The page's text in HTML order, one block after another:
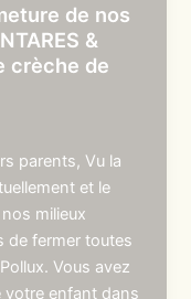
de nos
&
crèche de
parents, Vu la
et le
milieux
de fermer toutes
Vous avez
votre enfant dans